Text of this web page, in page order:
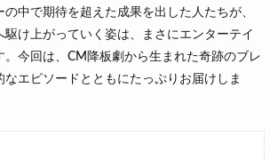
の中で期待を超えた成果を出した人たちが、
駆け上がっていく姿は、まさにエンターテイ
。今回は、CM降板劇から生まれた奇跡のブレ
なエピソードとともにたっぷりお届けしま